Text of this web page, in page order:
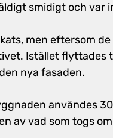
smidigt och var
men eftersom
Istället flyttades
nya fasaden.
användes
av vad som togs